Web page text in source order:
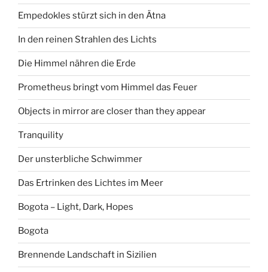
Empedokles stürzt sich in den Ätna
In den reinen Strahlen des Lichts
Die Himmel nähren die Erde
Prometheus bringt vom Himmel das Feuer
Objects in mirror are closer than they appear
Tranquility
Der unsterbliche Schwimmer
Das Ertrinken des Lichtes im Meer
Bogota – Light, Dark, Hopes
Bogota
Brennende Landschaft in Sizilien